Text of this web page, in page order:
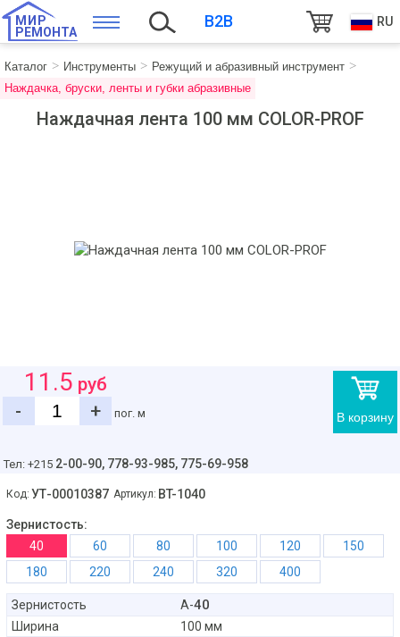
МИР
РЕМОНТА
B2B RU
Каталог Инструменты
Режущий и абразивный инструмент
Наждачка, бруски, ленты и губки абразивные
Наждачная лента 100 мм COLOR-PROF
В корзину
11.5 руб
-
+ пог. м
Тел: +215 2-00-90, 778-93-985, 775-69-958
Код: УТ-00010387 Артикул: BT-1040
Зернистость:
40
60 80 100 120
150
180
220 240 320 400
Зернистость А-40
Ширина
100 мм